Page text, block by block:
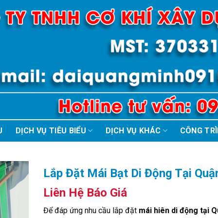
DỊCH VỤ TIÊU BIỂU DỊCH VỤ KHÁC CÔNG
Lắp Đặt Mái Bạt Di Động Tại
Liên Hệ Báo Giá
Để đáp ứng nhu cầu lắp đặt mái hiên di động tại